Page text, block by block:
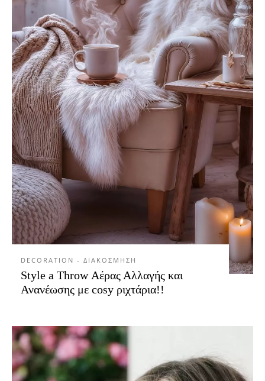
DECORATION - ΔΙΑΚΟΣΜΗΣΗ
Style a Throw Αέρας Αλλαγής και
Ανανέωσης με cosy ριχτάρια!!